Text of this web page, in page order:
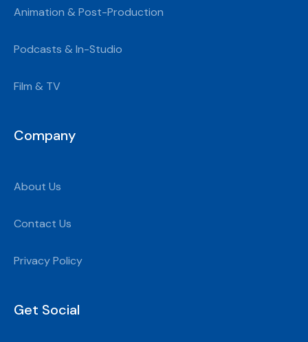
Animation & Post-Production
Podcasts & In-Studio
Film & TV
Company
About Us
Contact Us
Privacy Policy
Get Social